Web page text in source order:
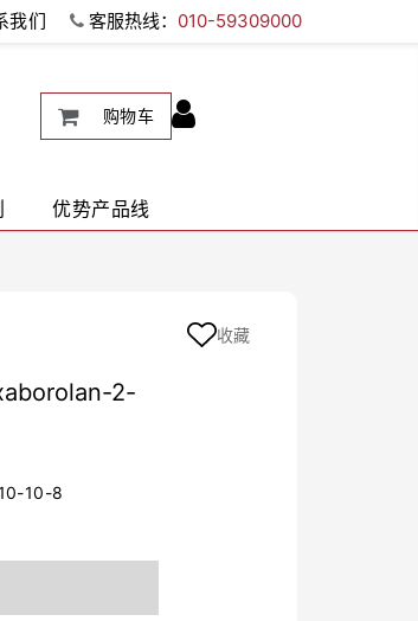
我们 客服热线： 010-59309000
购物车
优势产品线
2-
10-8
收藏